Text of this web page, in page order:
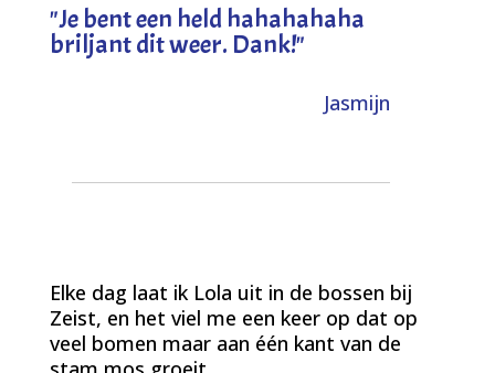
"Je bent een held hahahahaha
briljant dit weer. Dank!"
Jasmijn
Elke dag laat ik Lola uit in de bossen bij
Zeist, en het viel me een keer op dat op
veel bomen maar aan één kant van de